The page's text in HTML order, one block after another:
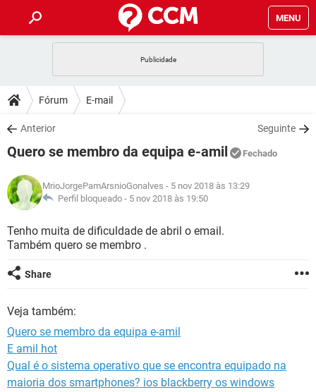
MENU
CELULAR
OUTLOOK
INSTAGRAM GMAIL
GUIA DE COMPRAS
DICAS
JOGOS
INSTAGRAM GMAIL
GUIA DE COMPRAS
DOWNLOADS
JOGOS WHATSAPP
CELULAR
OUTLOOK EXCEL
INSTAGRAM GMAIL
GUIA DE COMPRAS
FÓRUM
JOGOS WHATSAPP
CELULAR
OUTLOOK EXCEL
GLOSSÁRIO
JOGOS WHATSAPP
CELULAR
OUTLOOK
GUIA DE COMPRAS
Fórum E-mail
Anterior Seguinte
Quero se membro da equipa e-amil Fechado
MrioJorgePamArsnioGonalves - 5 nov 2018 às 13:29
Perfil bloqueado - 5 nov 2018 às 19:50
Tenho muita de dificuldade de abril o email.
Também quero se membro .
Share
Veja também:
Quero se membro da equipa e-amil
E amil hot
Qual é o sistema operativo que se encontra equipado na
maioria dos smartphones? ios blackberry os windows